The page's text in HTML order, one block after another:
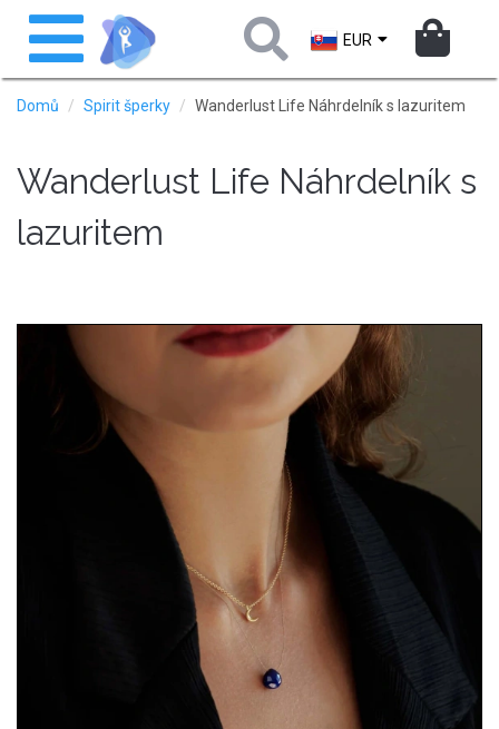
Přejít
hlavnímu
obsahu
Toggle
navigation
EUR
Domů Spirit šperky Wanderlust Life Náhrdelník s lazuritem
Wanderlust Life Náhrdelník s
lazuritem